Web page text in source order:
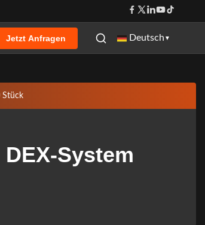
Jetzt Anfragen Deutsch ▼
Stück
System